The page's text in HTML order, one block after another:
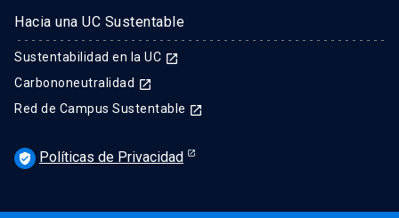
Hacia una UC Sustentable
Sustentabilidad en la UC launch
Carbononeutralidad launch
Red de Campus Sustentable launch
verified_user Políticas de Privacidad